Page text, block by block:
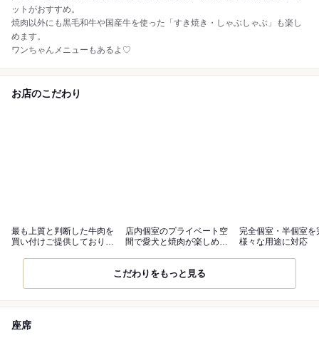
ットがおすすめ。
焼肉以外にも黒毛和牛や国産牛を使った「すき焼き・しゃぶしゃぶ」も楽し
めます。
ワンちゃんメニューもあるよ♡
お店のこだわり
最も上質と判断した牛肉を
買い付けご提供しておりま
店内個室のプライベート空
間で愛犬と焼肉が楽しめま
完全個室・半個室を
様々な用途に対応
こだわりをもっと見る
座席